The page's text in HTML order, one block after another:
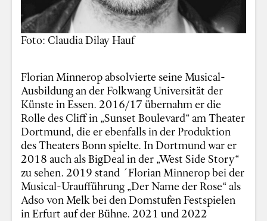
Foto: Claudia Dilay Hauf
Florian Minnerop absolvierte seine Musical-
Ausbildung an der Folkwang Universität der
Künste in Essen. 2016/17 übernahm er die
Rolle des Cliff in „Sunset Boulevard“ am Theater
Dortmund, die er ebenfalls in der Produktion
des Theaters Bonn spielte. In Dortmund war er
2018 auch als BigDeal in der „West Side Story“
zu sehen. 2019 stand ´Florian Minnerop bei der
Musical-Uraufführung „Der Name der Rose“ als
Adso von Melk bei den Domstufen Festspielen
in Erfurt auf der Bühne. 2021 und 2022